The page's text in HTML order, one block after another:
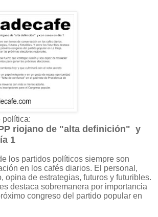
política:
riojano de "alta definición" y
1
los partidos políticos siempre son
en los cafés diarios. El personal,
opina de estrategias, futuros y futuribles.
destaca sobremanera por importancia
congreso del partido popular en